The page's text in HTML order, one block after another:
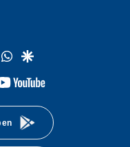
whatsapp
google
youtube-
en